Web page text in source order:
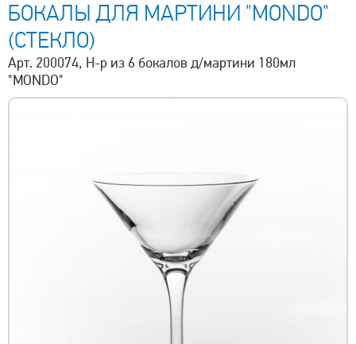
БОКАЛЫ ДЛЯ МАРТИНИ "MONDO"
(СТЕКЛО)
Арт. 200074, Н-р из 6 бокалов д/мартини 180мл
"MONDO"